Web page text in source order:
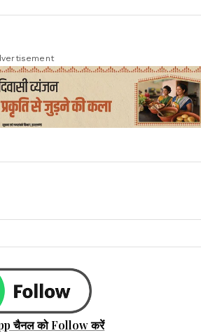
चैनल को Follow करें